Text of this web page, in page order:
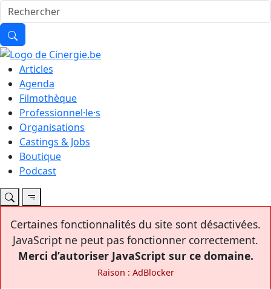
Articles
Agenda
Filmothèque
Professionnel·le·s
Organisations
Castings & Jobs
Boutique
Podcast
Certaines fonctionnalités du site sont désactivées.
JavaScript ne peut pas fonctionner correctement.
Merci d’autoriser JavaScript sur ce domaine.
Raison : AdBlocker